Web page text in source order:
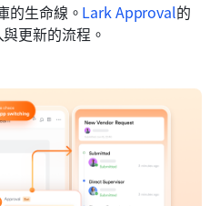
的生命線。 Lark Approval的
更新的流程。